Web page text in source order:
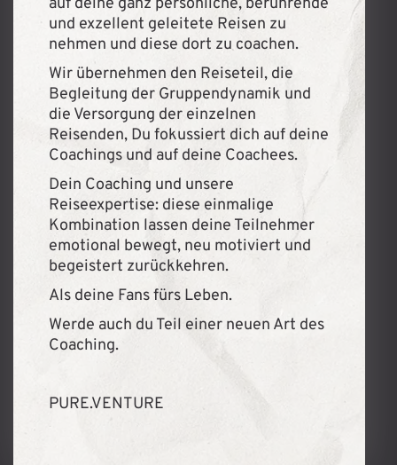
und exzellent geleitete Reisen zu
nehmen und diese dort zu coachen.
Wir übernehmen den Reiseteil, die
Begleitung der Gruppendynamik und
die Versorgung der einzelnen
Reisenden, Du fokussiert dich auf deine
Coachings und auf deine Coachees.
Dein Coaching und unsere
Reiseexpertise: diese einmalige
Kombination lassen deine Teilnehmer
emotional bewegt, neu motiviert und
begeistert zurückkehren.
Als deine Fans fürs Leben.
Werde auch du Teil einer neuen Art des
Coaching.
PURE.VENTURE